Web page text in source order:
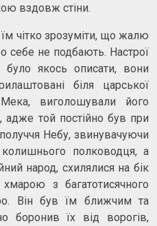
вздовж стіни.
чітко зрозуміти, що жалю
себе не подбають. Настрої
якось описати, вони
біля царської
виголошували його
адже той постійно був при
Небу, звинувачуючи
полководця, а
народ, схилялися на бік
з багатотисячного
Він був їм ближчим та
боронив їх від ворогів,